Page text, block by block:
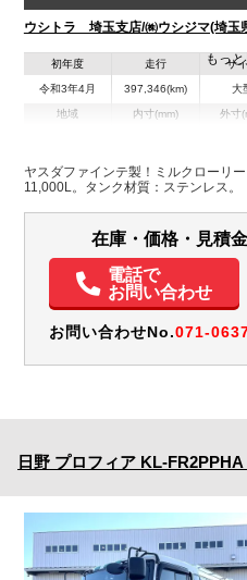
ウシトラ 埼玉支店/㈱ウシジマ(埼玉
初年度
令和3年4月
走行
397,346(km)
サ
大
地域 内寸(mm) 外寸
もっ
ヤスダファインテ製！ミルクローリ
11,000L。タンク材質：ステンレス。
在庫・価格・見積
電話で
お問い合わせ
お問い合わせNo.071-
日野 プロフィア KL-FR2PPHA